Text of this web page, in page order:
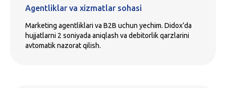
Agentliklar va xizmatlar sohasi
Marketing agentliklari va B2B uchun yechim. Didox’da
hujjatlarni 2 soniyada aniqlash va debitorlik qarzlarini
avtomatik nazorat qilish.